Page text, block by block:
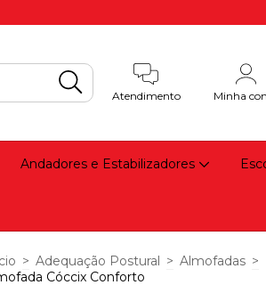
Atendimento Minha
Andadores e Estabilizadores
> Adequação Postural > Almofadas >
Cóccix Conforto